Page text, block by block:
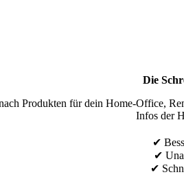
Die
Produkten für dein Home-Office,
Infos der
✔
✔
✔